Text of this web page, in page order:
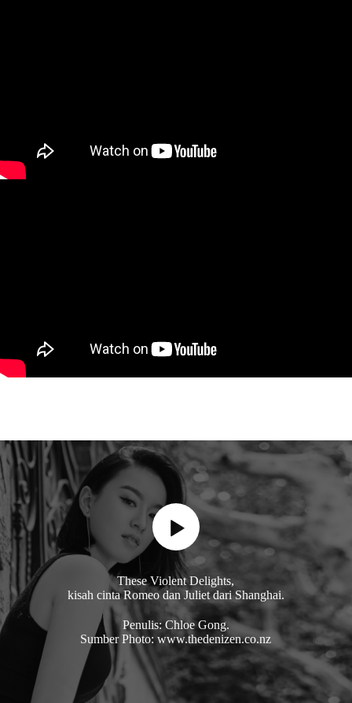
These Violent Delights,
kisah cinta Romeo dan Juliet dari Shanghai.
Penulis: Chloe Gong.
Sumber Photo: www.thedenizen.co.nz